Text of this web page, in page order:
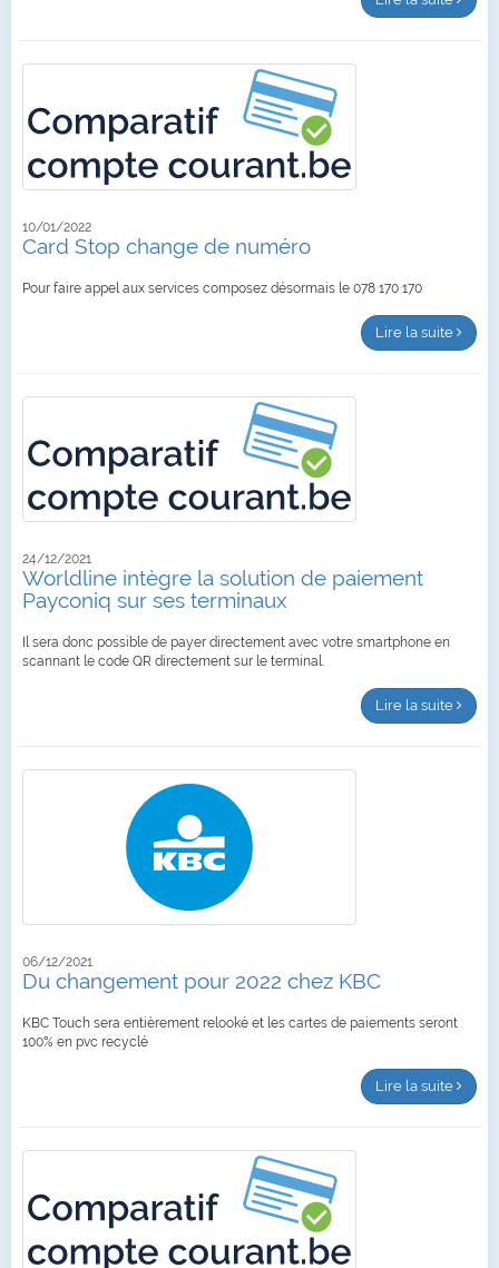
10/01/2022
Card Stop change de numéro
Pour faire appel aux services composez désormais le 078 170 170
Lire la suite
24/12/2021
Worldline intègre la solution de paiement
Payconiq sur ses terminaux
Il sera donc possible de payer directement avec votre smartphone en
scannant le code QR directement sur le terminal.
Lire la suite
06/12/2021
Du changement pour 2022 chez KBC
KBC Touch sera entièrement relooké et les cartes de paiements seront
100% en pvc recyclé
Lire la suite